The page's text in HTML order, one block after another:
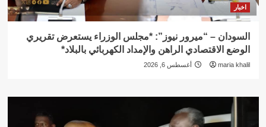
اخبار
السودان – “ميرور نيوز”: *مجلس الوزراء يستعرض تقريري
الوضع الاقتصادي الراهن والإمداد الكهربائي بالبلاد*
maria khalil أغسطس 6, 2026